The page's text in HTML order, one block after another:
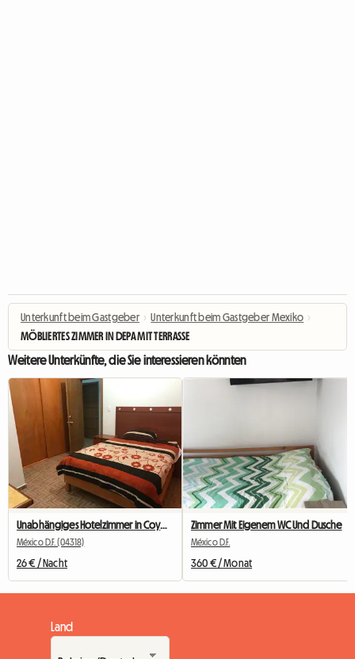
Unterkunft beim Gastgeber › Unterkunft beim Gastgeber Mexiko ›
MÖBLIERTES ZIMMER IN DEPA MIT TERRASSE
Weitere Unterkünfte, die Sie interessieren könnten
Unabhängiges Hotelzimmer in Coyoacan, Mexiko-Stadt
México D.F. (04318)
26 € / Nacht
Zimmer Mit Eigenem WC Und Dusche
México D.F.
360 € / Monat
Land